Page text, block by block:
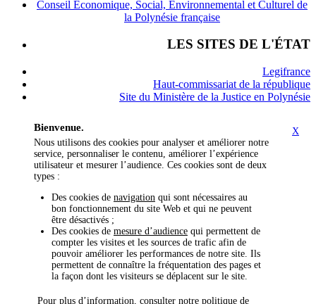
Conseil Économique, Social, Environnemental et Culturel de
la Polynésie française
LES SITES DE L'ÉTAT
Legifrance
Haut-commissariat de la république
Site du Ministère de la Justice en Polynésie
X
Bienvenue.
Nous utilisons des cookies pour analyser et améliorer notre
service, personnaliser le contenu, améliorer l’expérience
utilisateur et mesurer l’audience. Ces cookies sont de deux
types :
Des cookies de navigation qui sont nécessaires au
bon fonctionnement du site Web et qui ne peuvent
être désactivés ;
Des cookies de mesure d’audience qui permettent de
compter les visites et les sources de trafic afin de
pouvoir améliorer les performances de notre site. Ils
permettent de connaître la fréquentation des pages et
la façon dont les visiteurs se déplacent sur le site.
Pour plus d’information, consulter notre politique de